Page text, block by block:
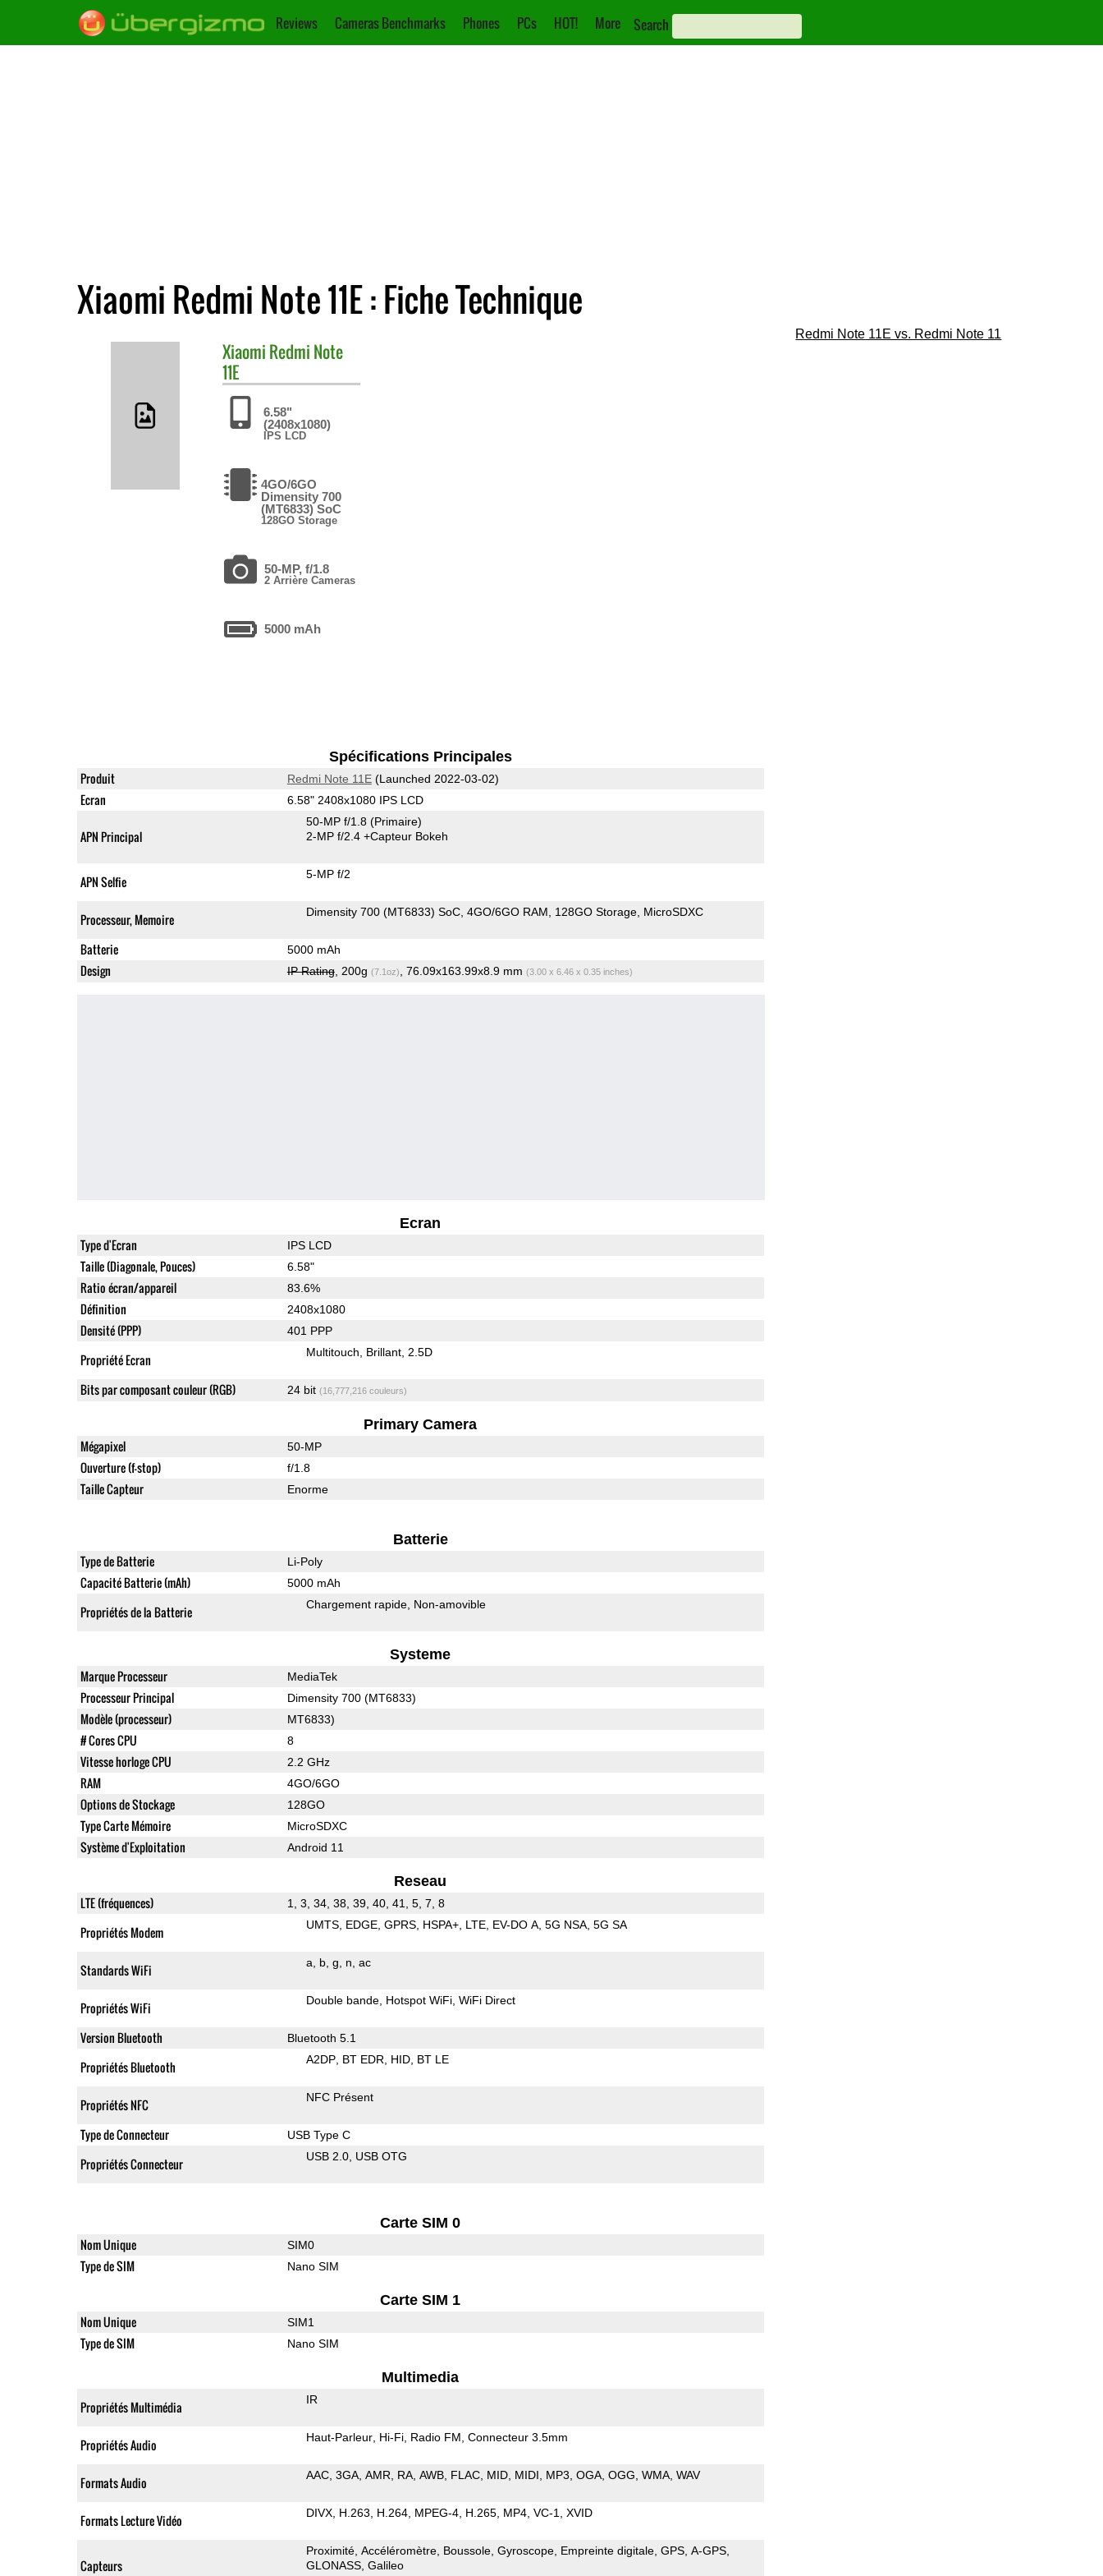
Reviews Cameras Benchmarks Phones PCs HOT! More Search
Xiaomi Redmi Note 11E : Fiche Technique
Xiaomi Redmi Note
11E
6.58"
(2408x1080)
IPS LCD
4GO/6GO
Dimensity 700
(MT6833) SoC
128GO Storage
50-MP, f/1.8
2 Arrière Cameras
5000 mAh
Spécifications Principales
Produit Redmi Note 11E(Launched 2022-03-02)
Ecran 6.58" 2408x1080 IPS LCD
APN Principal
50-MP f/1.8 (Primaire)
2-MP f/2.4 +Capteur Bokeh
APN Selfie 5-MP f/2
Processeur, Memoire Dimensity 700 (MT6833) SoC 4GO/6GO RAM 128GO Storage MicroSDXC
Batterie 5000 mAh
Design IP Rating, 200g (7.1oz) , 76.09x163.99x8.9 mm (3.00 x 6.46 x 0.35 inches)
Ecran
Type d'Ecran IPS LCD
Taille (Diagonale, Pouces) 6.58"
Ratio écran/appareil 83.6%
Définition 2408x1080
Densité (PPP) 401 PPP
Propriété Ecran Multitouch Brillant 2.5D
Bits par composant couleur (RGB) 24 bit (16,777,216 couleurs)
Primary Camera
Mégapixel 50-MP
Ouverture (f-stop) f/1.8
Taille Capteur Enorme
Batterie
Type de Batterie Li-Poly
Capacité Batterie (mAh) 5000 mAh
Propriétés de la Batterie Chargement rapide Non-amovible
Systeme
Marque Processeur MediaTek
Processeur Principal Dimensity 700 (MT6833)
Modèle (processeur) MT6833)
# Cores CPU 8
Vitesse horloge CPU 2.2 GHz
RAM 4GO/6GO
Options de Stockage 128GO
Type Carte Mémoire MicroSDXC
Système d'Exploitation Android 11
Reseau
LTE (fréquences) 1, 3, 34, 38, 39, 40, 41, 5, 7, 8
Propriétés Modem UMTS EDGE GPRS HSPA+ LTE EV-DO A 5G NSA 5G SA
Standards WiFi a b g n ac
Propriétés WiFi Double bande Hotspot WiFi WiFi Direct
Version Bluetooth Bluetooth 5.1
Propriétés Bluetooth A2DP BT EDR HID BT LE
Propriétés NFC NFC Présent
Type de Connecteur USB Type C
Propriétés Connecteur USB 2.0 USB OTG
Carte SIM 0
Nom Unique SIM0
Type de SIM Nano SIM
Carte SIM 1
Nom Unique SIM1
Type de SIM Nano SIM
Multimedia
Propriétés Multimédia IR
Propriétés Audio Haut-Parleur Hi-Fi Radio FM Connecteur 3.5mm
Formats Audio AAC 3GA AMR RA AWB FLAC MID MIDI MP3 OGA OGG WMA WAV
Formats Lecture Vidéo DIVX H.263 H.264 MPEG-4 H.265 MP4 VC-1 XVID
Capteurs
Proximité Accéléromètre Boussole Gyroscope Empreinte digitale GPS A-GPS
GLONASS Galileo
Redmi Note 11E vs. Redmi Note 11